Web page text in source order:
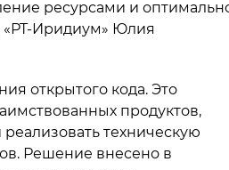
ресурсами и
«РТ-Иридиум» Юлия
открытого кода. Это
продуктов,
техническую
Решение внесено в